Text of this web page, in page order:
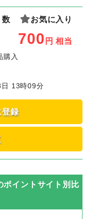
数 お気に入り
700 円 相当
購入
13時09分
登録
ポイントサイト別比